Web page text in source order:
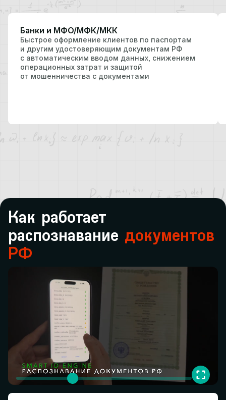
Банки и МФО/МФК/МКК
Быстрое оформление клиентов по паспортам
и другим удостоверяющим документам РФ
с автоматическим вводом данных, снижением
операционных затрат и защитой
от мошенничества с документами
Как работает
распознавание документов
РФ